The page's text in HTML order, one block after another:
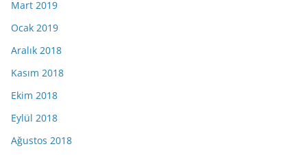
Mart 2019
Ocak 2019
Aralık 2018
Kasım 2018
Ekim 2018
Eylül 2018
Ağustos 2018